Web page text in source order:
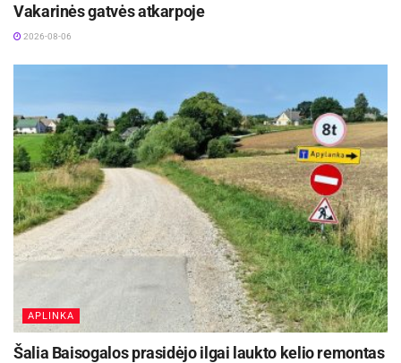
Vakarinės gatvės atkarpoje
2026-08-06
APLINKA
Šalia Baisogalos prasidėjo ilgai laukto kelio remontas